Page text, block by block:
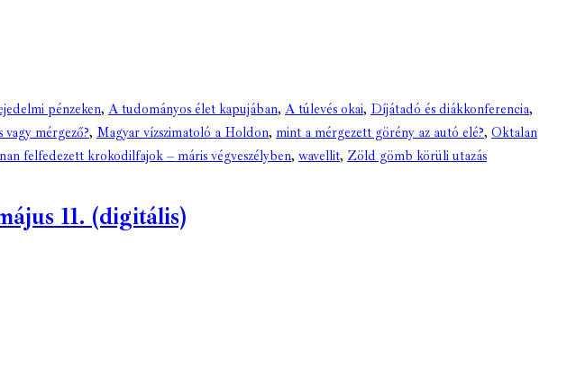
pénzeken, A tudományos élet kapujában, A túlevés okai, Díjátadó és diákkonferencia,
vagy mérgező?, Magyar vízszimatoló a Holdon, mint a mérgezett görény az autó elé?, Oktalan
felfedezett krokodilfajok – máris végveszélyben, wavellit, Zöld gömb körüli utazás
11. (digitális)